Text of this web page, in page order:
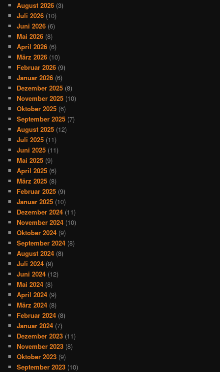
August 2026 (3)
Juli 2026 (10)
Juni 2026 (6)
Mai 2026 (8)
April 2026 (6)
März 2026 (10)
Februar 2026 (9)
Januar 2026 (6)
Dezember 2025 (8)
November 2025 (10)
Oktober 2025 (6)
September 2025 (7)
August 2025 (12)
Juli 2025 (11)
Juni 2025 (11)
Mai 2025 (9)
April 2025 (6)
März 2025 (8)
Februar 2025 (9)
Januar 2025 (10)
Dezember 2024 (11)
November 2024 (10)
Oktober 2024 (9)
September 2024 (8)
August 2024 (8)
Juli 2024 (9)
Juni 2024 (12)
Mai 2024 (8)
April 2024 (9)
März 2024 (8)
Februar 2024 (8)
Januar 2024 (7)
Dezember 2023 (11)
November 2023 (8)
Oktober 2023 (9)
September 2023 (10)